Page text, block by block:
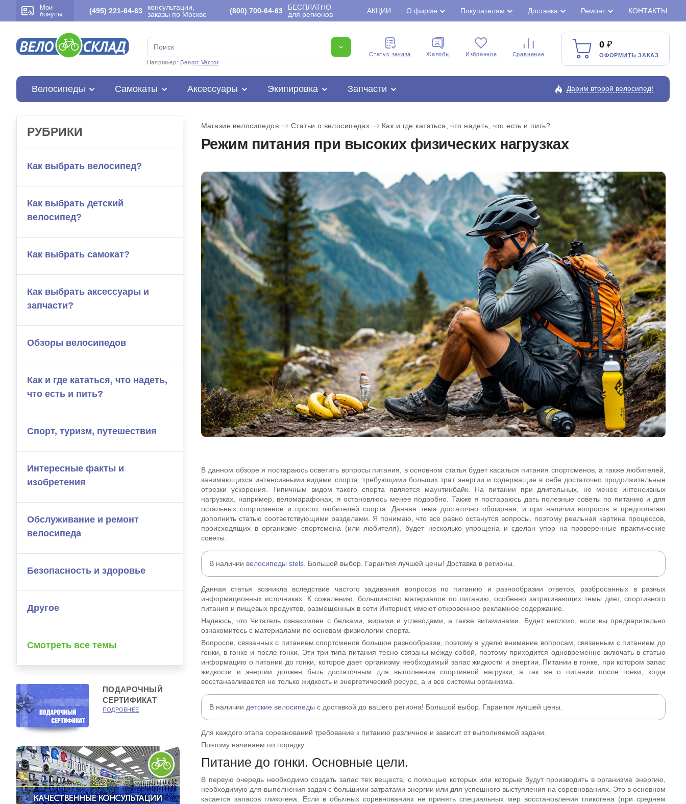
Мои
бонусы
(495) 221-64-63
консультации,
заказы по Москве
(800) 700-64-63
БЕСПЛАТНО
для регионов
АКЦИИ О фирме Покупателям Доставка Ремонт КОНТАКТЫ
Например: Benort Vector
Cтатус заказа Жалобы Избранное Сравнение
0
ОФОРМИТЬ ЗАКАЗ
Велосипеды Самокаты Аксессуары Экипировка Запчасти Дарим второй велосипед!
РУБРИКИ
Как выбрать велосипед?
Как выбрать детский
велосипед?
Как выбрать самокат?
Как выбрать аксессуары и
запчасти?
Обзоры велосипедов
Как и где кататься, что надеть,
что есть и пить?
Спорт, туризм, путешествия
Интересные факты и
изобретения
Обслуживание и ремонт
велосипеда
Безопасность и здоровье
Другое
Смотреть все темы
ПОДАРОЧНЫЙ
СЕРТИФИКАТ
ПОДРОБНЕЕ
Магазин велосипедов Статьи о велосипедах Как и где кататься, что надеть, что есть и пить?
Режим питания при высоких физических нагрузках
В данном обзоре я постараюсь осветить вопросы питания, в основном статья будет касаться питания спортсменов, а также любителей,
занимающихся интенсивными видами спорта, требующими больших трат энергии и содержащие в себе достаточно продолжительные
отрезки ускорения. Типичным видом такого спорта является маунтинбайк. На питании при длительных, но менее интенсивных
нагрузках, например, веломарафонах, я остановлюсь менее подробно. Также я постараюсь дать полезные советы по питанию и для
остальных спортсменов и просто любителей спорта. Данная тема достаточно обширная, и при наличии вопросов я предполагаю
дополнить статью соответствующими разделами. Я понимаю, что все равно останутся вопросы, поэтому реальная картина процессов,
происходящих в организме спортсмена (или любителя), будет несколько упрощена и сделан упор на проверенные практические
советы.
В наличии велосипеды stels . Большой выбор. Гарантия лучшей цены! Доставка в регионы.
Данная статья возникла вследствие частого задавания вопросов по питанию и разнообразии ответов, разбросанных в разных
информационных источниках. К сожалению, большинство материалов по питанию, особенно затрагивающих темы диет, спортивного
питания и пищевых продуктов, размещенных в сети Интернет, имеют откровенное рекламное содержание.
Надеюсь, что Читатель ознакомлен с белками, жирами и углеводами, а также витаминами. Будет неплохо, если вы предварительно
ознакомитесь с материалами по основам физиологии спорта.
Вопросов, связанных с питанием спортсменов большое разнообразие, поэтому я уделю внимание вопросам, связанным с питанием до
гонки, в гонке и после гонки. Эти три типа питания тесно связаны между собой, поэтому приходится одновременно включать в статью
информацию о питании до гонки, которое дает организму необходимый запас жидкости и энергии. Питании в гонке, при котором запас
жидкости и энергии должен быть достаточным для выполнения спортивной нагрузки, а так же о питании после гонки, когда
восстанавливается не только жидкость и энергетический ресурс, а и все системы организма.
В наличии детские велосипеды с доставкой до вашего региона! Большой выбор. Гарантия лучшей цены.
Для каждого этапа соревнований требование к питанию различное и зависит от выполняемой задачи.
Поэтому начинаем по порядку.
Питание до гонки. Основные цели.
В первую очередь необходимо создать запас тех веществ, с помощью которых или которые будут производить в организме энергию,
необходимую для выполнения задач с большими затратами энергии или для успешного выступления на соревнованиях. Это в основном
касается запасов гликогена. Если в обычных соревнованиях не принять специальных мер восстановления гликогена (при среднем